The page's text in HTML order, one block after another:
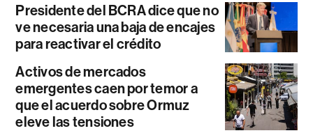
Presidente del BCRA dice que no
ve necesaria una baja de encajes
para reactivar el crédito
Activos de mercados
emergentes caen por temor a
que el acuerdo sobre Ormuz
eleve las tensiones